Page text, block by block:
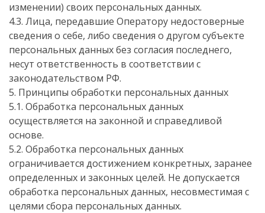
изменении) своих персональных данных.
4.3. Лица, передавшие Оператору недостоверные
сведения о себе, либо сведения о другом субъекте
персональных данных без согласия последнего,
несут ответственность в соответствии с
законодательством РФ.
5. Принципы обработки персональных данных
5.1. Обработка персональных данных
осуществляется на законной и справедливой
основе.
5.2. Обработка персональных данных
ограничивается достижением конкретных, заранее
определенных и законных целей. Не допускается
обработка персональных данных, несовместимая с
целями сбора персональных данных.